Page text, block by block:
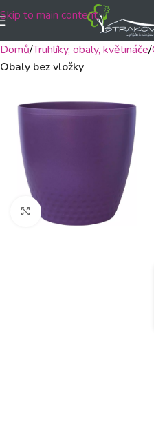
Skip to main content
Domů Truhlíky, obaly, květináče
Obaly bez vložky
Klikněte pro zvětšení